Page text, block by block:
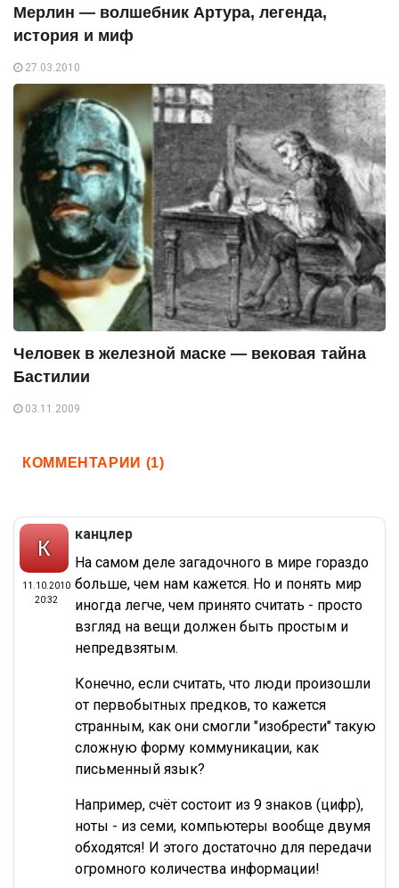
Мерлин — волшебник Артура, легенда,
история и миф
27.03.2010
Человек в железной маске — вековая тайна
Бастилии
03.11.2009
КОММЕНТАРИИ (1)
11.10.2010
20:32
канцлер
На самом деле загадочного в мире гораздо
больше, чем нам кажется. Но и понять мир
иногда легче, чем принято считать - просто
взгляд на вещи должен быть простым и
непредвзятым.
Конечно, если считать, что люди произошли
от первобытных предков, то кажется
странным, как они смогли "изобрести" такую
сложную форму коммуникации, как
письменный язык?
Например, счёт состоит из 9 знаков (цифр),
ноты - из семи, компьютеры вообще двумя
обходятся! И этого достаточно для передачи
огромного количества информации!